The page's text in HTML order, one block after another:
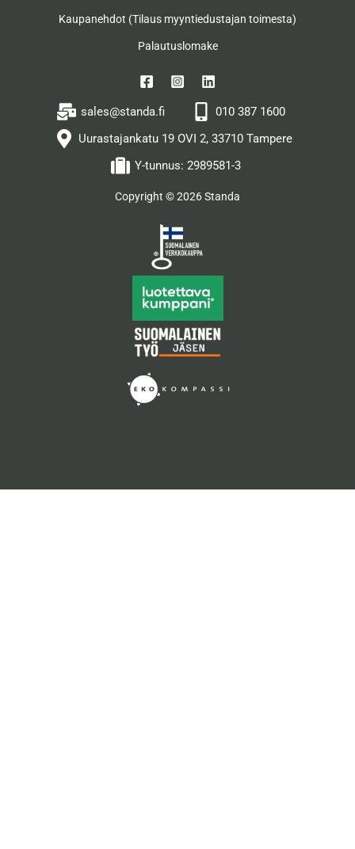
Kaupanehdot (Tilaus myyntiedustajan toimesta)
Palautuslomake
sales@standa.fi
010 387 1600
Uurastajankatu 19 OVI 2, 33710 Tampere
Y-tunnus: 2989581-3
Copyright © 2026 Standa